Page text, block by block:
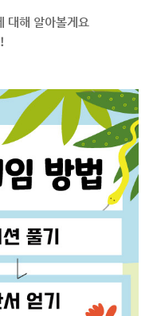
대해 알아볼게요